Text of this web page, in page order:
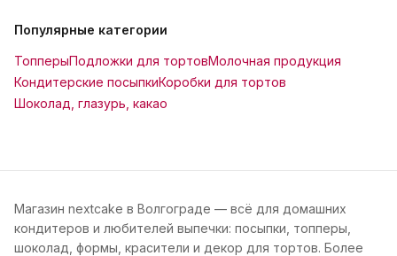
Популярные категории
ТопперыПодложки для тортовМолочная продукция
Кондитерские посыпкиКоробки для тортов
Шоколад, глазурь, какао
Магазин nextcake в Волгограде — всё для домашних
кондитеров и любителей выпечки: посыпки, топперы,
шоколад, формы, красители и декор для тортов. Более